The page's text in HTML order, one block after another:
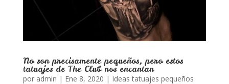
No son precisamente pequeños, pero estos
tatuajes de The Club nos encantan
por admin | Ene 8, 2020 | Ideas tatuajes pequeños